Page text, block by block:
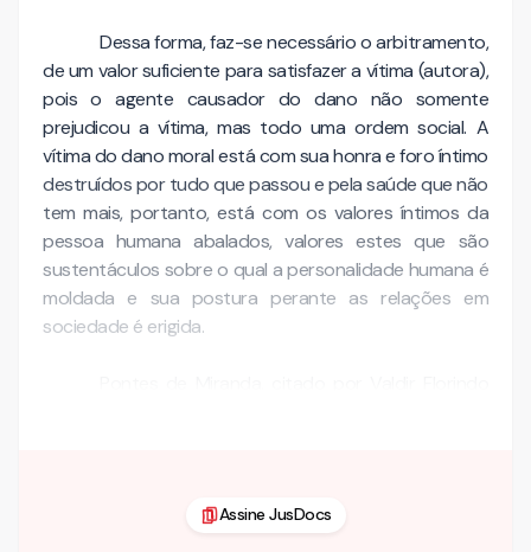
Dessa forma, faz-se necessário o arbitramento,
de um valor suficiente para satisfazer a vítima (autora),
pois o agente causador do dano não somente
prejudicou a vítima, mas todo uma ordem social. A
vítima do dano moral está com sua honra e foro íntimo
destruídos por tudo que passou e pela saúde que não
tem mais, portanto, está com os valores íntimos da
pessoa humana abalados, valores estes que são
sustentáculos sobre o qual a personalidade humana é
moldada e sua postura perante as relações em
sociedade é erigida.
Assine JusDocs